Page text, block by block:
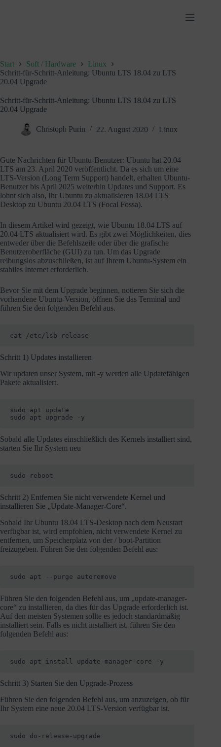
Start Soft / Hardware
Linux
Schritt-für-Schritt-Anleitung: Ubuntu LTS 18.04 zu LTS
20.04 Upgrade
Schritt-für-Schritt-Anleitung: Ubuntu LTS 18.04 zu LTS
20.04 Upgrade
Christoph Purin 22. August 2020 Linux
Gute Nachrichten für Ubuntu-Benutzer: Ubuntu hat 20.04
LTS am 23. April 2020 veröffentlicht. Da es sich um eine
LTS-Version (Long Term Support) handelt, erhalten Ubuntu-
Benutzer bis April 2025 weiterhin Updates und Support. Es
lohnt sich also, Ihr Ubuntu zu aktualisieren 18.04 LTS
Desktop zu Ubuntu 20.04 LTS (Focal Fossa).
In diesem Artikel wird gezeigt, wie Ubuntu 18.04 LTS auf
20.04 LTS aktualisiert wird. Es gibt zwei Möglichkeiten, dies
entweder über die Befehlszeile oder über die grafische
Benutzeroberfläche (GUI) zu tun. Um das Upgrade
reibungslos abzuschließen, ist auf Ihrem Ubuntu-System ein
stabiles Internet erforderlich.
Bevor Sie mit dem Upgrade beginnen, notieren Sie sich die
vorhandene Ubuntu-Version, öffnen Sie das Terminal und
führen Sie den folgenden Befehl aus.
cat /etc/lsb-release
Schritt 1) Updates installieren
Wir updaten unser System, mit -y werden alle Updatefähigen
Pakete aktualisiert.
sudo apt update
sudo apt upgrade -y
Sobald alle Updates einschließlich des Kernels installiert sind,
starten Sie Ihr System neu
sudo reboot
Schritt 2) Entfernen Sie nicht verwendete Kernel und
installieren Sie „Update-Manager-Core“.
Sobald Ihr Ubuntu 18.04 LTS-Desktop nach dem Neustart
verfügbar ist, wird empfohlen, nicht verwendete Kernel zu
entfernen, um Speicherplatz von der / boot-Partition
freizugeben. Führen Sie den folgenden Befehl aus:
sudo apt --purge autoremove
Führen Sie den folgenden Befehl aus, um „update-manager-
core“ zu installieren, da dies für das Upgrade erforderlich ist.
Auf den meisten Systemen sollte es jedoch standardmäßig
installiert sein. Falls es nicht installiert ist, führen Sie den
folgenden Befehl aus:
sudo apt install update-manager-core -y
Schritt 3) Starten Sie den Upgrade-Prozess
Führen Sie den folgenden Befehl aus, um anzuzeigen, ob für
Ihr System eine neue 20.04 LTS-Version verfügbar ist.
sudo do-release-upgrade